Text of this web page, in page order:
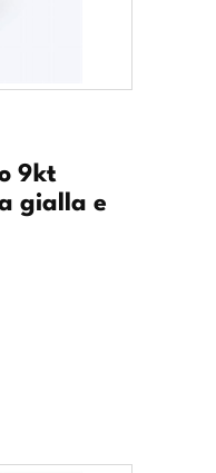
9kt
gialla e